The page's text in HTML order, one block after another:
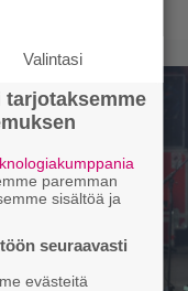
Valintasi
paremman
sisältöä ja
seuraavasti
evästeitä